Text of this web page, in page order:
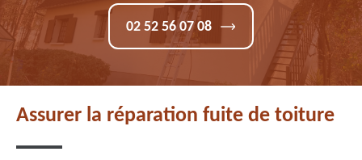
02 52 56 07 08
Assurer la réparation fuite de toiture